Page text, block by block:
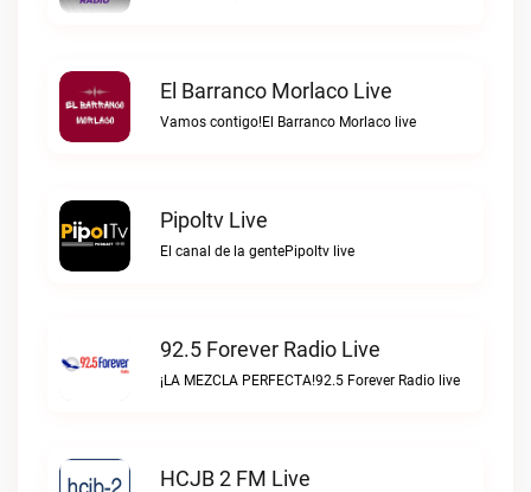
El Barranco Morlaco Live
Vamos contigo!El Barranco Morlaco live
Pipoltv Live
El canal de la gentePipoltv live
92.5 Forever Radio Live
¡LA MEZCLA PERFECTA!92.5 Forever Radio live
HCJB 2 FM Live